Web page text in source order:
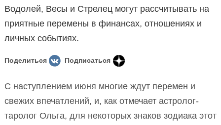
Водолей, Весы и Стрелец могут рассчитывать на
приятные перемены в финансах, отношениях и
личных событиях.
Поделиться Подписаться
С наступлением июня многие ждут перемен и
свежих впечатлений, и, как отмечает астролог-
таролог Ольга, для некоторых знаков зодиака этот